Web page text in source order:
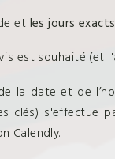
et les jours
est souhaité (et
la date et de
clés) s'effectue
Calendly.